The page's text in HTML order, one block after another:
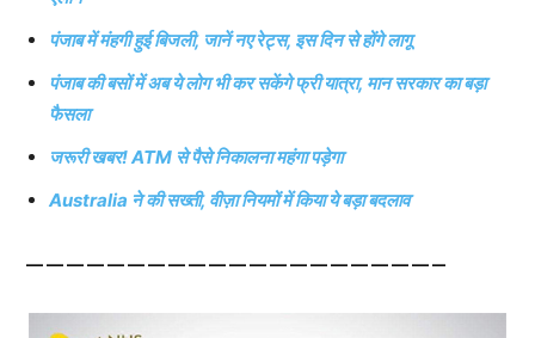
पंजाब में मंहगी हुई बिजली, जानें नए रेट्स, इस दिन से होंगे लागू
पंजाब की बसों में अब ये लोग भी कर सकेंगे फ्री यात्रा, मान सरकार का बड़ा
फैसला
जरूरी खबर! ATM से पैसे निकालना महंगा पड़ेगा
Australia ने की सख्ती, वीज़ा नियमों में किया ये बड़ा बदलाव
————————————————————–